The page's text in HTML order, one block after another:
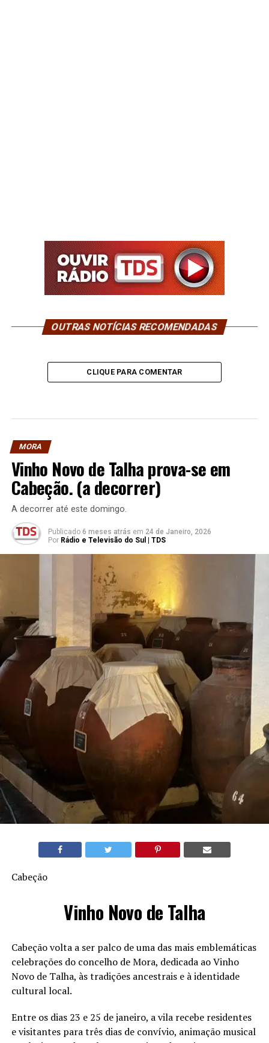
OUTRAS NOTÍCIAS RECOMENDADAS
CLIQUE PARA COMENTAR
MORA
Vinho Novo de Talha prova-se em
Cabeção. (a decorrer)
A decorrer até este domingo.
Publicado 6 meses atrás em 24 de Janeiro, 2026
Por Rádio e Televisão do Sul | TDS
Cabeção
Vinho Novo de Talha
Cabeção volta a ser palco de uma das mais emblemáticas
celebrações do concelho de Mora, dedicada ao Vinho
Novo de Talha, às tradições ancestrais e à identidade
cultural local.
Entre os dias 23 e 25 de janeiro, a vila recebe residentes
e visitantes para três dias de convívio, animação musical